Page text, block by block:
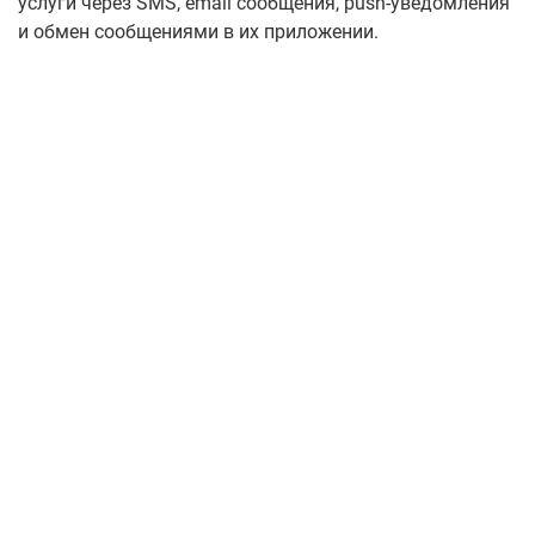
и обмен сообщениями в их приложении.